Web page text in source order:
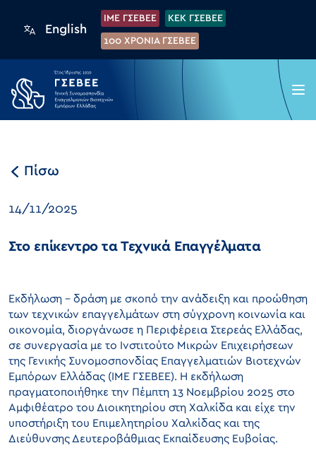
English
IME ΓΣΕΒΕΕ KEK ΓΣΕΒΕΕ
100 XPONIA ΓΣΕΒΕΕ
Πίσω
14/11/2025
Στο επίκεντρο τα Τεχνικά Επαγγέλματα
Εκδήλωση – δράση με σκοπό την ανάδειξη και προώθηση
των τεχνικών επαγγελμάτων στη σύγχρονη κοινωνία και
οικονομία, διοργάνωσε η Περιφέρεια Στερεάς Ελλάδας,
σε συνεργασία με το Ινστιτούτο Μικρών Επιχειρήσεων
της Γενικής Συνομοσπονδίας Επαγγελματιών Βιοτεχνών
Εμπόρων Ελλάδας (ΙΜΕ ΓΣΕΒΕΕ). Η εκδήλωση
πραγματοποιήθηκε την Πέμπτη 13 Νοεμβρίου 2025 στο
Αμφιθέατρο του Διοικητηρίου στη Χαλκίδα και είχε την
υποστήριξη του Επιμελητηρίου Χαλκίδας και της
Διεύθυνσης Δευτεροβάθμιας Εκπαίδευσης Ευβοίας.